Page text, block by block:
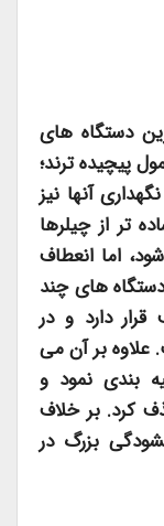
دستگاه های
پیچیده ترند؛
آنها نیز
تر از چیلرها
اما انعطاف
های چند
دارد و در
علاوه بر آن می
بندی نمود و
کرد. بر خلاف
بزرگ در